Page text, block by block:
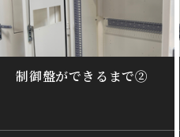
制御盤ができるまで②